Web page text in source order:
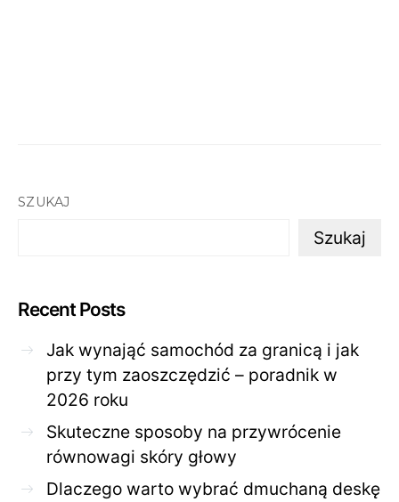
SZUKAJ
Szukaj
Recent Posts
Jak wynająć samochód za granicą i jak
przy tym zaoszczędzić – poradnik w
2026 roku
Skuteczne sposoby na przywrócenie
równowagi skóry głowy
Dlaczego warto wybrać dmuchaną deskę